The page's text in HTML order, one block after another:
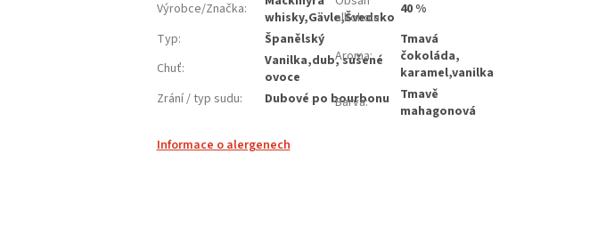
Výrobce/Značka:
whisky,Gävle,Švedsko
Typ:
Španělský
Chuť:
Vanilka,dub, sušené
ovoce
Zrání / typ sudu: Dubové po bourbonu
alkoholu: 40 %
Aroma:
Tmavá
čokoláda,
karamel,vanilka
Barva:
Tmavě
mahagonová
Informace o alergenech